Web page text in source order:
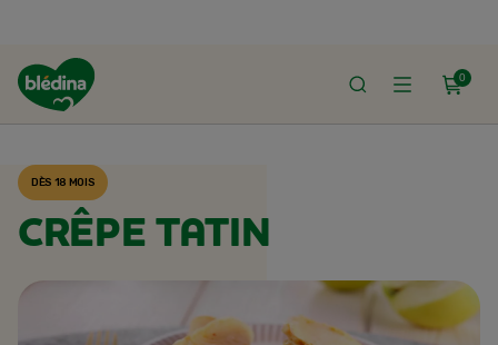
0
ACCUEIL
DÈS 18 MOIS
CRÊPE TATIN